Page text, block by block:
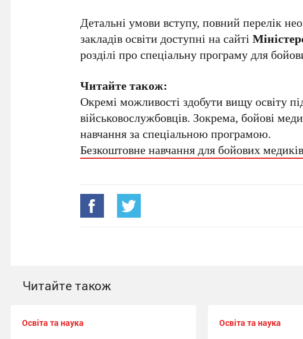
Детальні умови вступу, повний перелік
закладів освіти доступні на сайті
розділі про спеціальну програму для
Читайте також:
Окремі можливості здобути вищу освіту
військовослужбовців. Зокрема, бойові
навчання за спеціальною програмою.
Безкоштовне навчання для бойових
Читайте також
Освіта та наука Освіта та наука